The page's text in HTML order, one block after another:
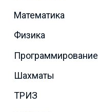
Математика
Физика
Программирование
Шахматы
ТРИЗ